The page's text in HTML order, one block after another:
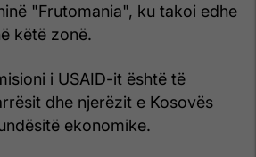
"Frutomania", ku takoi edhe
këtë zonë.
i USAID-it është të
dhe njerëzit e Kosovës
ekonomike.